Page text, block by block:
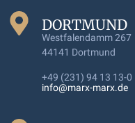
DORTMUND
Westfalendamm 267
44141 Dortmund
+49 (231) 94 13 13-0
info@marx-marx.de